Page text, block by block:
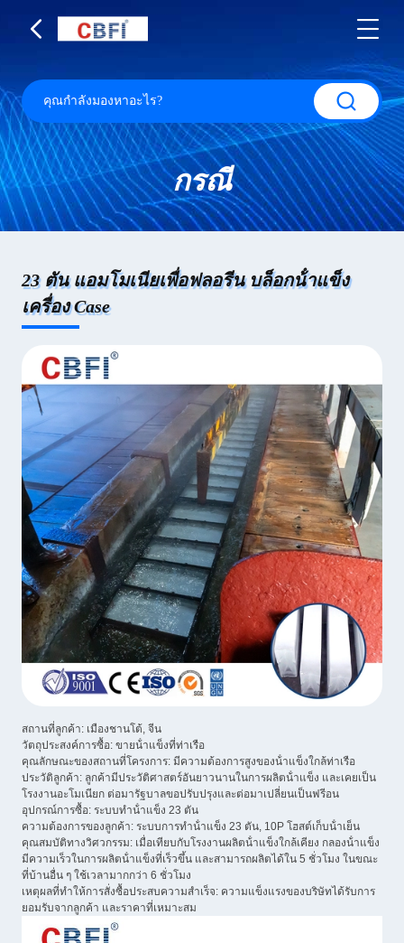
กรณี
23 ตัน แอมโมเนียเพื่อฟลอรีน บล็อกน้ําแข็ง
เครื่อง Case
สถานที่ลูกค้า: เมืองชานโต้, จีน
วัตถุประสงค์การซื้อ: ขายน้ําแข็งที่ท่าเรือ
คุณลักษณะของสถานที่โครงการ: มีความต้องการสูงของน้ําแข็งใกล้ท่าเรือ
ประวัติลูกค้า: ลูกค้ามีประวัติศาสตร์อันยาวนานในการผลิตน้ําแข็ง และเคยเป็น
โรงงานอะโมเนียก ต่อมารัฐบาลขอปรับปรุงและต่อมาเปลี่ยนเป็นฟรีอน
อุปกรณ์การซื้อ: ระบบทําน้ําแข็ง 23 ตัน
ความต้องการของลูกค้า: ระบบการทําน้ําแข็ง 23 ตัน, 10P โฮสต์เก็บน้ําเย็น
คุณสมบัติทางวิศวกรรม: เมื่อเทียบกับโรงงานผลิตน้ําแข็งใกล้เคียง กลองน้ําแข็ง
มีความเร็วในการผลิตน้ําแข็งที่เร็วขึ้น และสามารถผลิตได้ใน 5 ชั่วโมง ในขณะ
ที่บ้านอื่น ๆ ใช้เวลามากกว่า 6 ชั่วโมง
เหตุผลที่ทําให้การสั่งซื้อประสบความสําเร็จ: ความแข็งแรงของบริษัทได้รับการ
ยอมรับจากลูกค้า และราคาที่เหมาะสม